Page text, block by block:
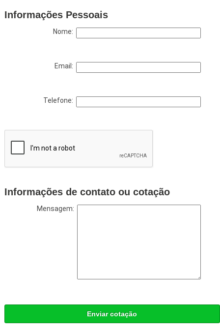
Informações Pessoais
Nome:
Email:
Telefone:
Informações de contato ou cotação
Mensagem:
Enviar cotação